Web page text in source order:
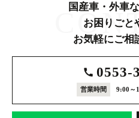
国産車・外車
お困りごと
お気軽にご相
0553-
営業時間 9:00～